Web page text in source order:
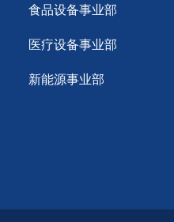
食品设备事业部
医疗设备事业部
新能源事业部